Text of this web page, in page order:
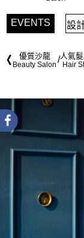
EVENTS
，美好相遇」
優質沙龍
Beauty Salon
人氣
Hair